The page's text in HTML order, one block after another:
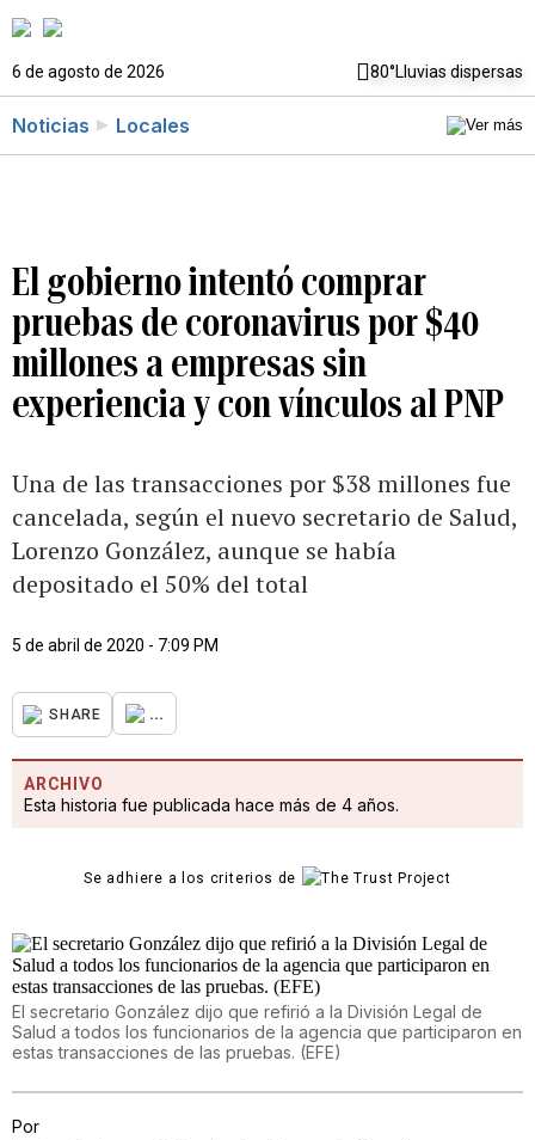
6 de agosto de 2026 80°Lluvias dispersas
Noticias Locales
El gobierno intentó comprar
pruebas de coronavirus por $40
millones a empresas sin
experiencia y con vínculos al PNP
Una de las transacciones por $38 millones fue
cancelada, según el nuevo secretario de Salud,
Lorenzo González, aunque se había
depositado el 50% del total
5 de abril de 2020 - 7:09 PM
SHARE ...
ARCHIVO
Esta historia fue publicada hace más de 4 años.
Se adhiere a los criterios de
El secretario González dijo que refirió a la División Legal de
Salud a todos los funcionarios de la agencia que participaron en
estas transacciones de las pruebas. (EFE)
Por